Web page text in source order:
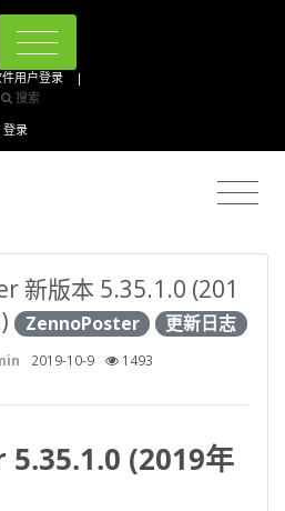
用户登录
|
搜索
登录
新版本 5.35.1.0 (201
) ZennoPoster 更新日志
2019-10-9 1493
(2019年